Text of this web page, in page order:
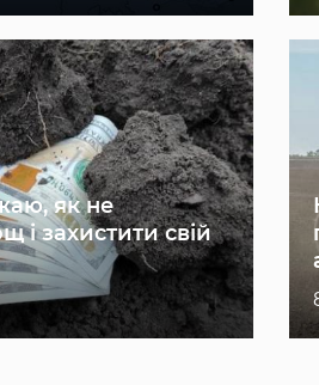
як не
і захистити свій